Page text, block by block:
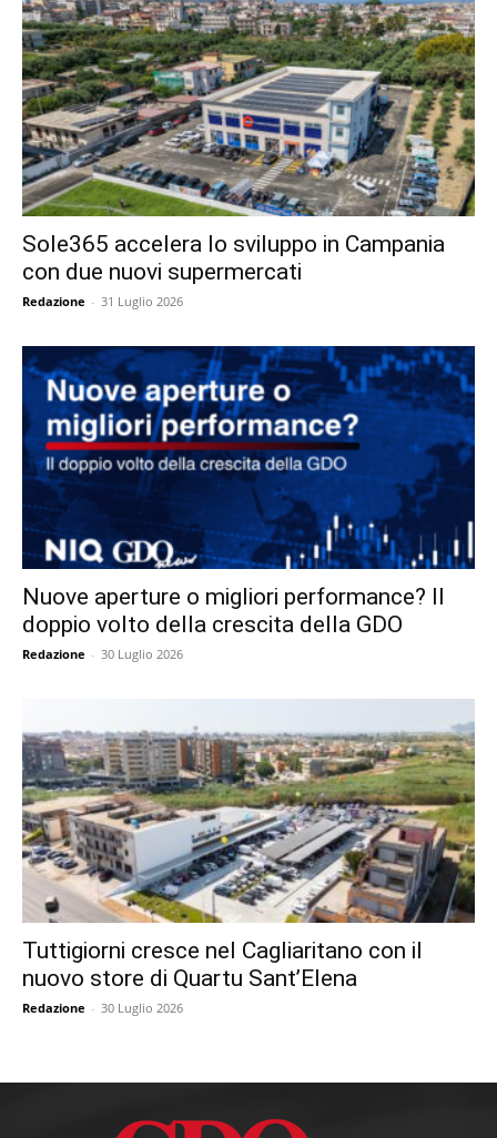
Sole365 accelera lo sviluppo in Campania
con due nuovi supermercati
Redazione - 31 Luglio 2026
Nuove aperture o migliori performance? Il
doppio volto della crescita della GDO
Redazione - 30 Luglio 2026
Tuttigiorni cresce nel Cagliaritano con il
nuovo store di Quartu Sant’Elena
Redazione - 30 Luglio 2026